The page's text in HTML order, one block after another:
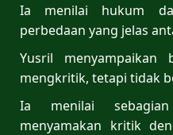
Ia menilai hukum
perbedaan yang jelas
Yusril menyampaikan
mengkritik, tetapi tidak
Ia menilai
menyamakan kritik